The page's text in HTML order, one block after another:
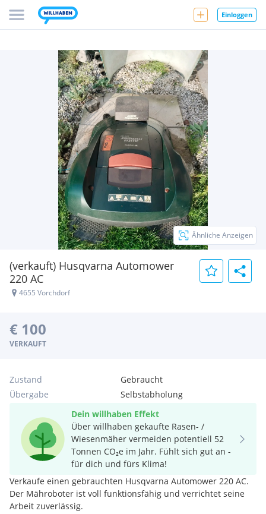
Einloggen
(verkauft) Husqvarna Automower
220 AC
4655 Vorchdorf
Ähnliche Anzeigen
€ 100
VERKAUFT
Zustand
Gebraucht
Übergabe
Selbstabholung
Dein willhaben Effekt
Über willhaben gekaufte Rasen- /
Wiesenmäher vermeiden potentiell 52
Tonnen CO₂e im Jahr. Fühlt sich gut an -
für dich und fürs Klima!
Verkaufe einen gebrauchten Husqvarna Automower 220 AC.
Der Mähroboter ist voll funktionsfähig und verrichtet seine
Arbeit zuverlässig.